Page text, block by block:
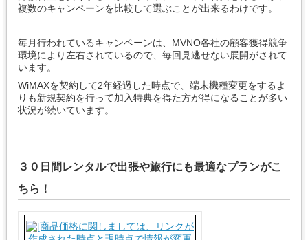
複数のキャンペーンを比較して選ぶことが出来るわけです。
毎月行われているキャンペーンは、MVNO各社の顧客獲得競争
環境により左右されているので、毎回見逃せない展開がされて
います。
WiMAXを契約して2年経過した時点で、端末機種変更をするよ
りも新規契約を行って加入特典を得た方が得になることが多い
状況が続いています。
３０日間レンタルで出張や旅行にも最適なプランがこ
ちら！